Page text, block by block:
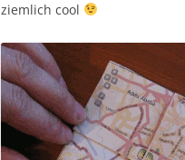
ziemlich cool